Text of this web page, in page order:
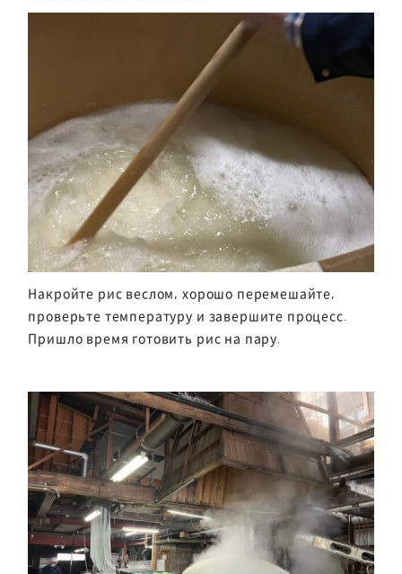
Накройте рис веслом, хорошо перемешайте,
проверьте температуру и завершите процесс.
Пришло время готовить рис на пару.